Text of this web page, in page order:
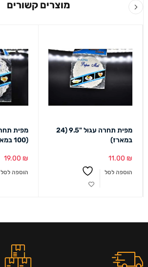
מוצרים קשורים
מפית תחרה עגול "9.5 (24
במארז)
11.00 ₪
הוספה לסל
(100 במארז)
19.00 ₪
הוספה לסל